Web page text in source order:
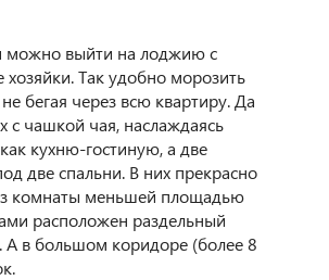
можно выйти на лоджию с
Так удобно морозить
бегая через всю квартиру. Да
с чашкой чая, наслаждаясь
кухню-гостиную, а две
две спальни. В них прекрасно
комнаты меньшей площадью
расположен раздельный
А в большом коридоре (более 8